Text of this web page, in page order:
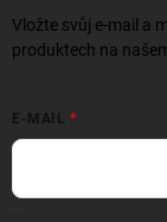
Vložte svůj e-mail a
produktech na
E-MAIL